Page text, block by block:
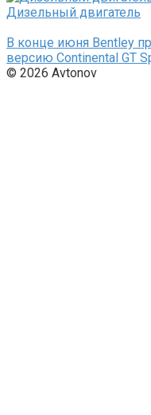
Дизельный двигатель
В конце июня Bentley
версию Continental GT
© 2026 Avtonov